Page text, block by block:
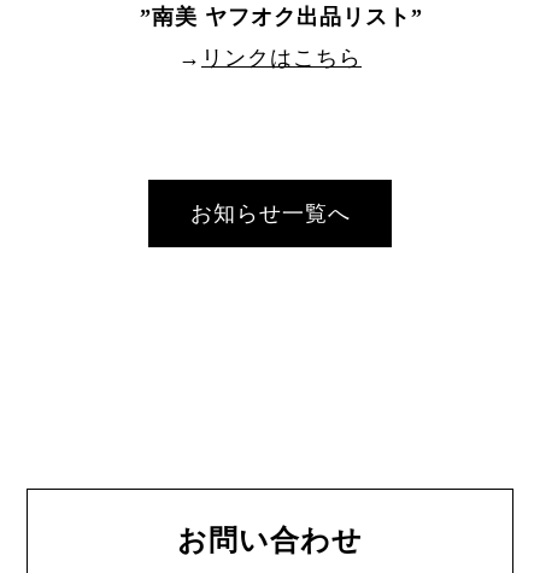
”南美 ヤフオク出品リスト ”
→ リンクはこちら
お知らせ一覧へ
お問い合わせ